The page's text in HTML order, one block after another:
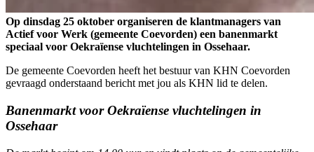
Op dinsdag 25 oktober organiseren de klantmanagers van
Actief voor Werk (gemeente Coevorden) een banenmarkt
speciaal voor Oekraïense vluchtelingen in Ossehaar.
De gemeente Coevorden heeft het bestuur van KHN Coevorden
gevraagd onderstaand bericht met jou als KHN lid te delen.
Banenmarkt voor Oekraïense vluchtelingen in
Ossehaar